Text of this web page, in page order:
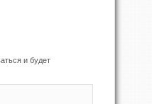
и будет